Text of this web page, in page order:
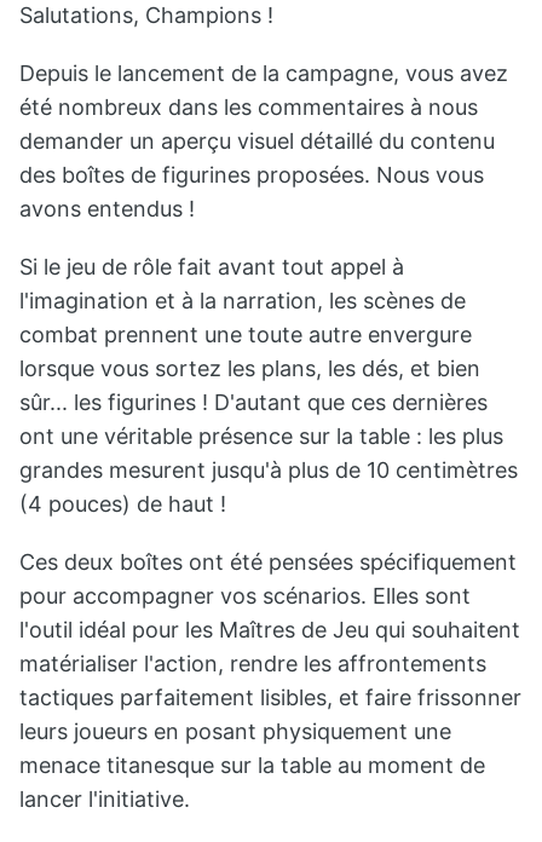
Salutations, Champions !
Depuis le lancement de la campagne, vous avez
été nombreux dans les commentaires à nous
demander un aperçu visuel détaillé du contenu
des boîtes de figurines proposées. Nous vous
avons entendus !
Si le jeu de rôle fait avant tout appel à
l'imagination et à la narration, les scènes de
combat prennent une toute autre envergure
lorsque vous sortez les plans, les dés, et bien
sûr... les figurines ! D'autant que ces dernières
ont une véritable présence sur la table : les plus
grandes mesurent jusqu'à plus de 10 centimètres
(4 pouces) de haut !
Ces deux boîtes ont été pensées spécifiquement
pour accompagner vos scénarios. Elles sont
l'outil idéal pour les Maîtres de Jeu qui souhaitent
matérialiser l'action, rendre les affrontements
tactiques parfaitement lisibles, et faire frissonner
leurs joueurs en posant physiquement une
menace titanesque sur la table au moment de
lancer l'initiative.